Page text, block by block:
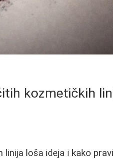
kozmetičkih
loša ideja i kako